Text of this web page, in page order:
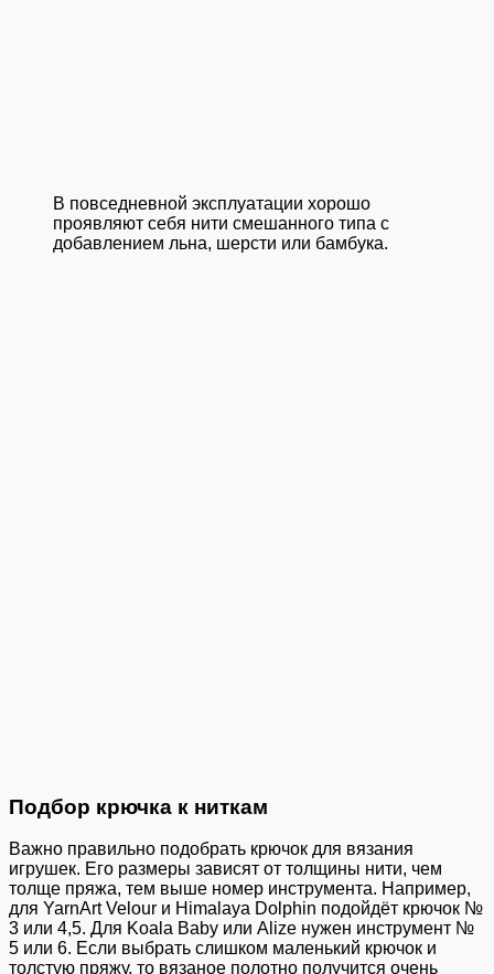
В повседневной эксплуатации хорошо
проявляют себя нити смешанного типа с
добавлением льна, шерсти или бамбука.
Подбор крючка к ниткам
Важно правильно подобрать крючок для вязания
игрушек. Его размеры зависят от толщины нити, чем
толще пряжа, тем выше номер инструмента. Например,
для YarnArt Velour и Himalaya Dolphin подойдёт крючок №
3 или 4,5. Для Koala Baby или Alize нужен инструмент №
5 или 6. Если выбрать слишком маленький крючок и
толстую пряжу, то вязаное полотно получится очень